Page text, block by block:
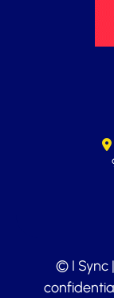
© I Sync |